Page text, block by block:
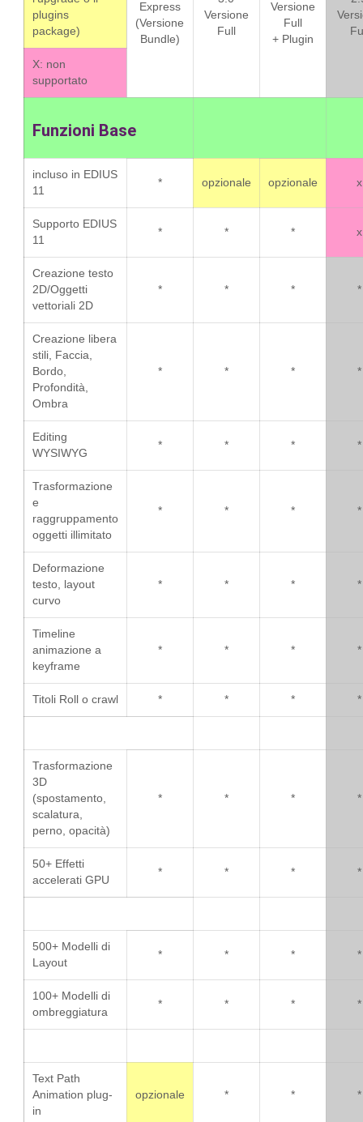
Express
(Versione
Bundle)
Versione
Full
Versione
Full
+ Plugin
plugins
package)
X: non
supportato
Funzioni Base
incluso in EDIUS
11
* opzionale opzionale x
Supporto EDIUS
11
* * * x
Creazione testo
2D/Oggetti
vettoriali 2D
* * * *
Creazione libera
stili, Faccia,
Bordo,
Profondità,
Ombra
* * * *
Editing
WYSIWYG
* * * *
Trasformazione
e
raggruppamento
oggetti illimitato
* * * *
Deformazione
testo, layout
curvo
* * * *
Timeline
animazione a
keyframe
* * * *
Titoli Roll o crawl * * * *
Trasformazione
3D
(spostamento,
scalatura,
perno, opacità)
* * * *
50+ Effetti
accelerati GPU
* * * *
500+ Modelli di
Layout
* * * *
100+ Modelli di
ombreggiatura
* * * *
Text Path
Animation plug-
in
opzionale * * *